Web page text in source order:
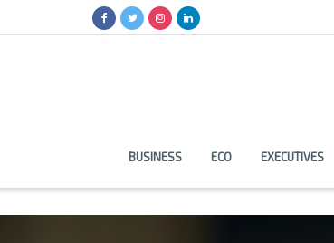
BUSINESS ECO EXECUTIVES